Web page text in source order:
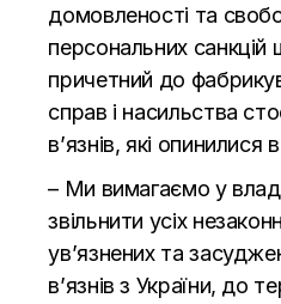
домовленості та
персональних
причетний до
справ і насильства
в’язнів, які
– Ми вимагаємо у
звільнити усіх
ув’язнених та
в’язнів з України, до